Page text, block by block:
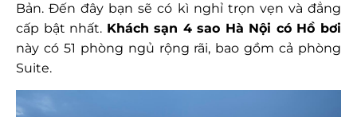
Bản. Đến đây bạn sẽ có kì nghỉ trọn vẹn và đẳng
cấp bật nhất. Khách sạn 4 sao Hà Nội có Hồ bơi
này có 51 phòng ngủ rộng rãi, bao gồm cả phòng
Suite.